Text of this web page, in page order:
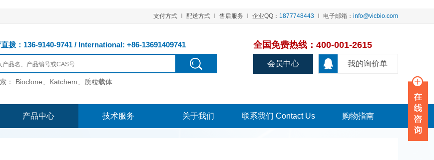
支付方式 配送方式 售后服务 企业QQ： 1877748443 电子邮箱： info@vicbio.com
拨：136-9140-9741 / International: +86-13691409741
： Bioclone、Katchem、质粒载体
全国免费热线：400-001-2615
我的询价单
会员中心
产品中心 技术服务 关于我们 联系我们 Contact Us 购物指南